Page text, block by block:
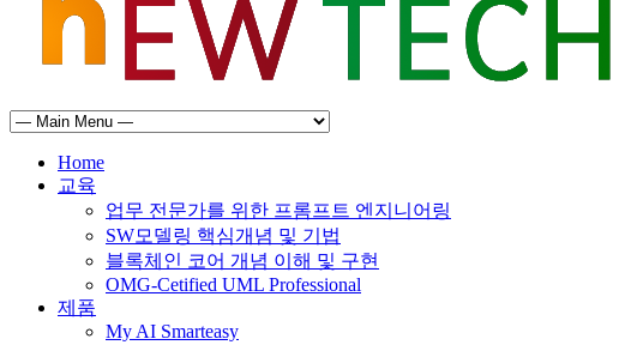
Home
교육
업무 전문가를 위한 프롬프트 엔지니어링
SW모델링 핵심개념 및 기법
블록체인 코어 개념 이해 및 구현
OMG-Cetified UML Professional
제품
My AI Smarteasy